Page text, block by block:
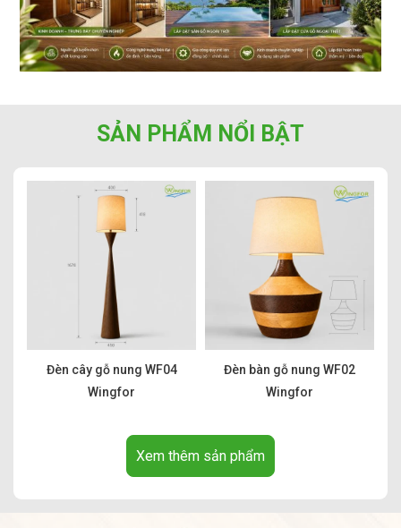
SẢN PHẨM NỔI BẬT
Đèn cây gỗ nung WF04
Wingfor
Đèn bàn gỗ nung WF02
Wingfor
Xem thêm sản phẩm